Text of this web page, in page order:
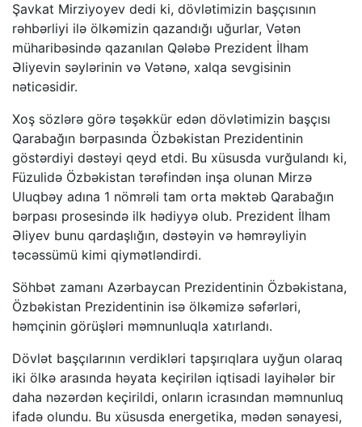
Şavkat Mirziyoyev dedi ki, dövlətimizin başçısının
rəhbərliyi ilə ölkəmizin qazandığı uğurlar, Vətən
müharibəsində qazanılan Qələbə Prezident İlham
Əliyevin səylərinin və Vətənə, xalqa sevgisinin
nəticəsidir.
Xoş sözlərə görə təşəkkür edən dövlətimizin başçısı
Qarabağın bərpasında Özbəkistan Prezidentinin
göstərdiyi dəstəyi qeyd etdi. Bu xüsusda vurğulandı ki,
Füzulidə Özbəkistan tərəfindən inşa olunan Mirzə
Uluqbəy adına 1 nömrəli tam orta məktəb Qarabağın
bərpası prosesində ilk hədiyyə olub. Prezident İlham
Əliyev bunu qardaşlığın, dəstəyin və həmrəyliyin
təcəssümü kimi qiymətləndirdi.
Söhbət zamanı Azərbaycan Prezidentinin Özbəkistana,
Özbəkistan Prezidentinin isə ölkəmizə səfərləri,
həmçinin görüşləri məmnunluqla xatırlandı.
Dövlət başçılarının verdikləri tapşırıqlara uyğun olaraq
iki ölkə arasında həyata keçirilən iqtisadi layihələr bir
daha nəzərdən keçirildi, onların icrasından məmnunluq
ifadə olundu. Bu xüsusda energetika, mədən sənayesi,